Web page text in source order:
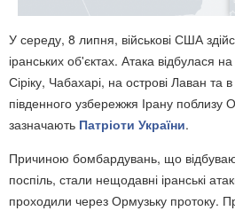
У середу, 8 липня, військові США
іранських об'єктах. Атака відбулася
Сіріку, Чабахарі, на острові Лаван та
південного узбережжя Ірану поблизу
зазначають Патріоти України.
Причиною бомбардувань, що
поспіль, стали нещодавні іранські
проходили через Ормузьку протоку.